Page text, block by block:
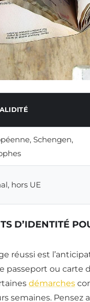
Schengen,
hors UE
D’IDENTITÉ
réussi est
passeport ou carte
démarches
semaines. Pensez